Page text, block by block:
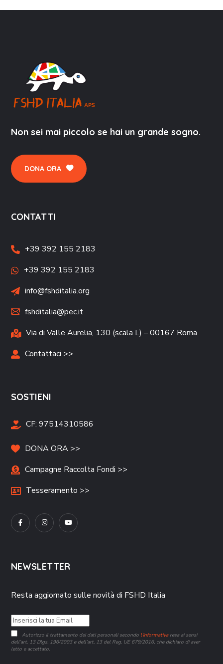
Non sei mai piccolo se hai un grande sogno.
DONA ORA
CONTATTI
+39 392 155 2183
+39 392 155 2183
info@fshditalia.org
fshditalia@pec.it
Via di Valle Aurelia, 130 (scala L) – 00167 Roma
Contattaci >>
SOSTIENI
CF:97514310586
DONA ORA >>
Campagne Raccolta Fondi >>
Tesseramento >>
NEWSLETTER
Resta aggiornato sulle novità di FSHD Italia
Autorizzo il trattamento dei dati personali secondo l’informativaresa ai sensi
dell’art. 13 Dlgs. 196/2003 e dell’art. 13 del Reg. UE 679/2016, che dichiaro di aver
letto e accettato.